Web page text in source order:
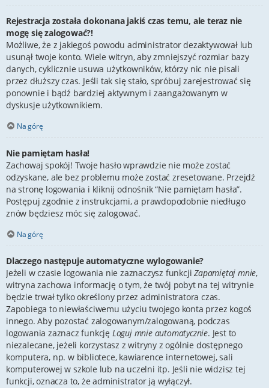
Rejestracja została dokonana jakiś czas temu, ale teraz nie
mogę się zalogować?!
Możliwe, że z jakiegoś powodu administrator dezaktywował lub
usunął twoje konto. Wiele witryn, aby zmniejszyć rozmiar bazy
danych, cyklicznie usuwa użytkowników, którzy nic nie pisali
przez dłuższy czas. Jeśli tak się stało, spróbuj zarejestrować się
ponownie i bądź bardziej aktywnym i zaangażowanym w
dyskusje użytkownikiem.
Na górę
Nie pamiętam hasła!
Zachowaj spokój! Twoje hasło wprawdzie nie może zostać
odzyskane, ale bez problemu może zostać zresetowane. Przejdź
na stronę logowania i kliknij odnośnik “Nie pamiętam hasła”.
Postępuj zgodnie z instrukcjami, a prawdopodobnie niedługo
znów będziesz móc się zalogować.
Na górę
Dlaczego następuje automatyczne wylogowanie?
Jeżeli w czasie logowania nie zaznaczysz funkcjiZapamiętaj mnie,
witryna zachowa informację o tym, że twój pobyt na tej witrynie
będzie trwał tylko określony przez administratora czas.
Zapobiega to niewłaściwemu użyciu twojego konta przez kogoś
innego. Aby pozostać zalogowanym/zalogowaną, podczas
logowania zaznacz funkcję Loguj mnie automatycznie. Jest to
niezalecane, jeżeli korzystasz z witryny z ogólnie dostępnego
komputera, np. w bibliotece, kawiarence internetowej, sali
komputerowej w szkole lub na uczelni itp. Jeśli nie widzisz tej
funkcji, oznacza to, że administrator ją wyłączył.